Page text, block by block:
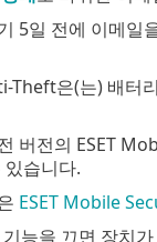
5일 전에 이메일
Theft은(는) 배터
버전의 ESET
습니다.
ESET Mobile
기능을 끄면 장치